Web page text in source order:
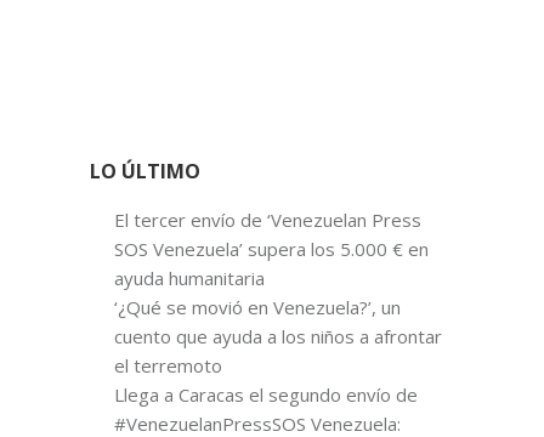
LO ÚLTIMO
El tercer envío de ‘Venezuelan Press
SOS Venezuela’ supera los 5.000 € en
ayuda humanitaria
‘¿Qué se movió en Venezuela?’, un
cuento que ayuda a los niños a afrontar
el terremoto
Llega a Caracas el segundo envío de
#VenezuelanPressSOS Venezuela: